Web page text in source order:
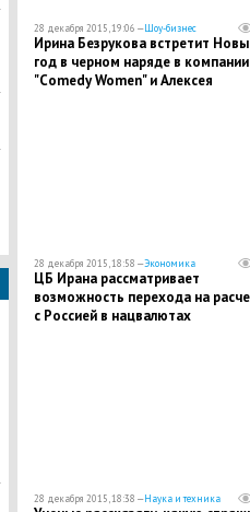
28 декабря 2015, 19:06 —Шоу-бизнес
Ирина Безрукова встретит
год в черном наряде в компании
"Comedy Women" и Алексея
28 декабря 2015, 18:58 —Экономика
ЦБ Ирана рассматривает
возможность перехода на
с Россией в нацвалютах
28 декабря 2015, 18:38 —Наука и техника